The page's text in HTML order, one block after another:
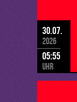
30.07.
2026
05:55
Uhr